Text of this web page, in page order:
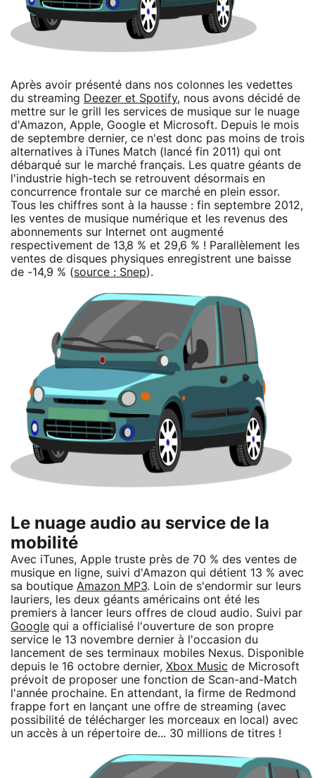
Après avoir présenté dans nos colonnes les vedettes
du streaming Deezer et Spotify, nous avons décidé de
mettre sur le grill les services de musique sur le nuage
d'Amazon, Apple, Google et Microsoft. Depuis le mois
de septembre dernier, ce n'est donc pas moins de trois
alternatives à iTunes Match (lancé fin 2011) qui ont
débarqué sur le marché français. Les quatre géants de
l'industrie high-tech se retrouvent désormais en
concurrence frontale sur ce marché en plein essor.
Tous les chiffres sont à la hausse : fin septembre 2012,
les ventes de musique numérique et les revenus des
abonnements sur Internet ont augmenté
respectivement de 13,8 % et 29,6 % ! Parallèlement les
ventes de disques physiques enregistrent une baisse
de -14,9 % (source : Snep).
Le nuage audio au service de la
mobilité
Avec iTunes, Apple truste près de 70 % des ventes de
musique en ligne, suivi d'Amazon qui détient 13 % avec
sa boutique Amazon MP3. Loin de s'endormir sur leurs
lauriers, les deux géants américains ont été les
premiers à lancer leurs offres de cloud audio. Suivi par
Google qui a officialisé l'ouverture de son propre
service le 13 novembre dernier à l'occasion du
lancement de ses terminaux mobiles Nexus. Disponible
depuis le 16 octobre dernier, Xbox Music de Microsoft
prévoit de proposer une fonction de Scan-and-Match
l'année prochaine. En attendant, la firme de Redmond
frappe fort en lançant une offre de streaming (avec
possibilité de télécharger les morceaux en local) avec
un accès à un répertoire de... 30 millions de titres !